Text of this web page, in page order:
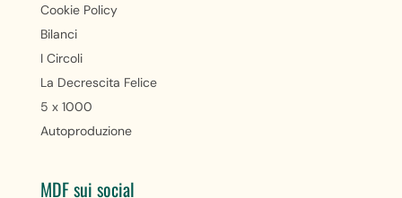
Cookie Policy
Bilanci
I Circoli
La Decrescita Felice
5 x 1000
Autoproduzione
MDF sui social